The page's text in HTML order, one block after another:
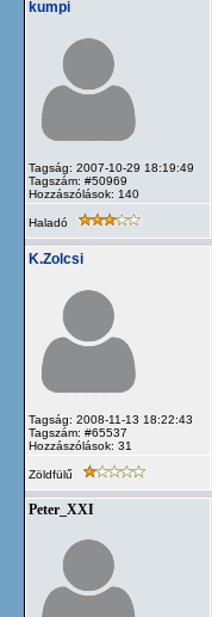
kumpi
Tagság: 2007-10-29 18:19:49
Tagszám: #50969
Hozzászólások: 140
Haladó
K.Zolcsi
Tagság: 2008-11-13 18:22:43
Tagszám: #65537
Hozzászólások: 31
Zöldfülű
Peter_XXI